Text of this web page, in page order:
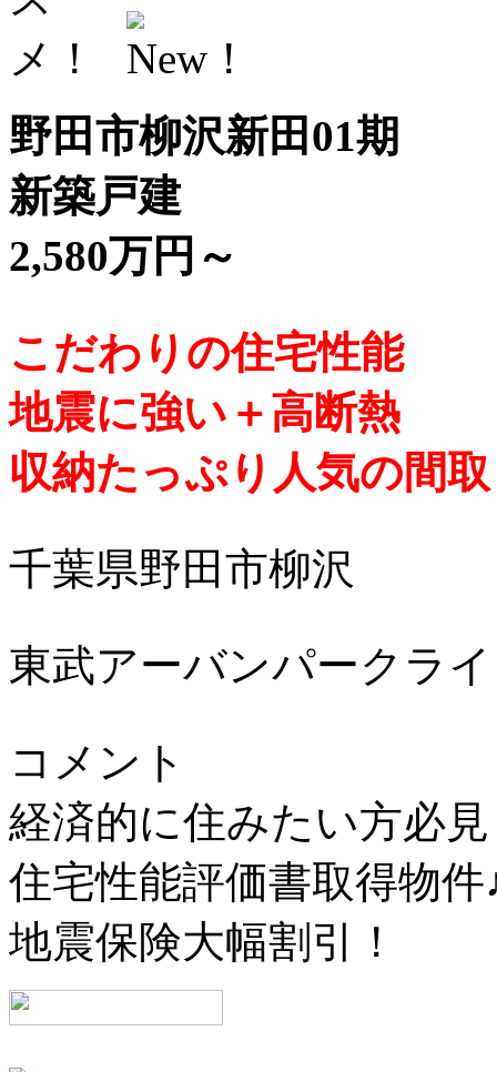
野田市柳沢新田01期
新築戸建
2,580万円～
こだわりの住宅性能
地震に強い＋高断熱
収納たっぷり人気の間
千葉県野田市柳沢
東武アーバンパークラ
コメント
経済的に住みたい方必
住宅性能評価書取得物件
地震保険大幅割引！